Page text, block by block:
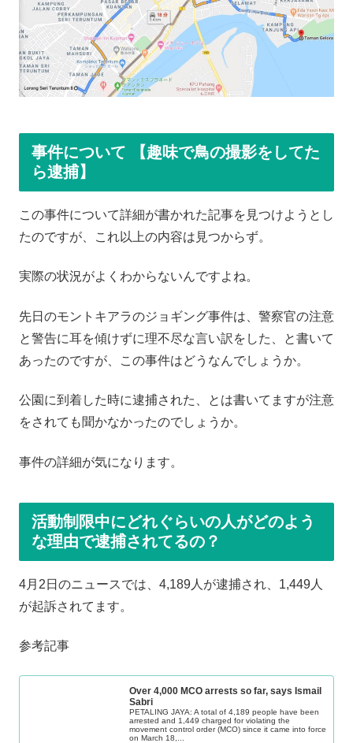
事件について 【趣味で鳥の撮影をしてた
ら逮捕】
この事件について詳細が書かれた記事を見つけようとし
たのですが、これ以上の内容は見つからず。
実際の状況がよくわからないんですよね。
先日のモントキアラのジョギング事件は、警察官の注意
と警告に耳を傾けずに理不尽な言い訳をした、と書いて
あったのですが、この事件はどうなんでしょうか。
公園に到着した時に逮捕された、とは書いてますが注意
をされても聞かなかったのでしょうか。
事件の詳細が気になります。
活動制限中にどれぐらいの人がどのよう
な理由で逮捕されてるの？
4月2日のニュースでは、4,189人が逮捕され、1,449人
が起訴されてます。
参考記事
Over 4,000 MCO arrests so far, says Ismail
Sabri
PETALING JAYA: A total of 4,189 people have been
arrested and 1,449 charged for violating the
movement control order (MCO) since it came into force
on March 18,...